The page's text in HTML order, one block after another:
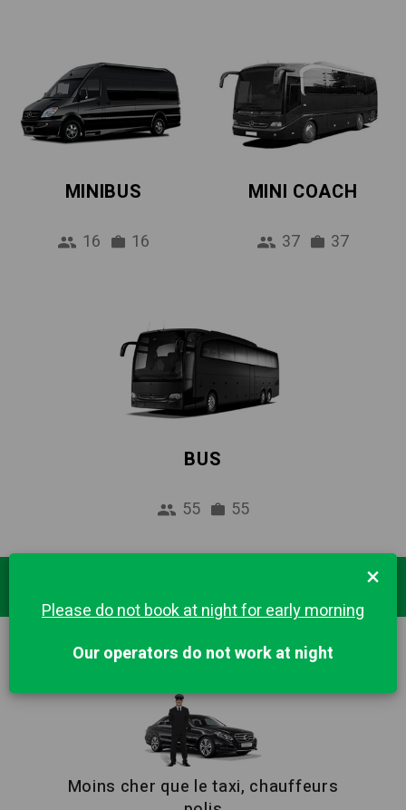
MINIBUS
16 16
MINI COACH
37 37
BUS
55 55
BARCELONE
Moins cher que le taxi, chauffeurs
×
Please do not book at night for early morning
Our operators do not work at night